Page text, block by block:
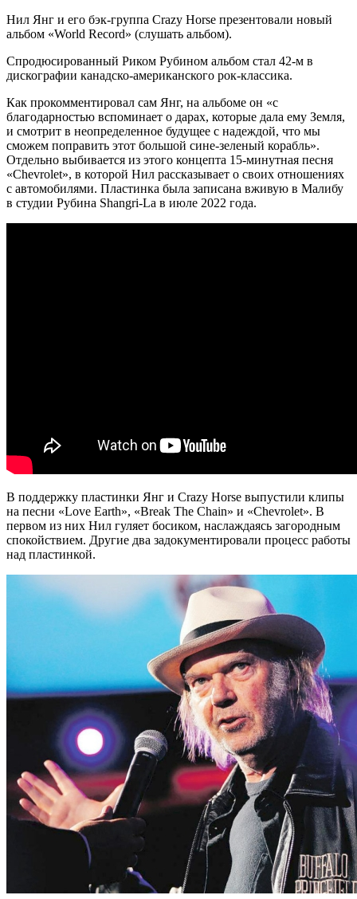
Нил Янг и его бэк-группа Crazy Horse презентовали новый
альбом «World Record» (слушать альбом).
Спродюсированный Риком Рубином альбом стал 42-м в
дискографии канадско-американского рок-классика.
Как прокомментировал сам Янг, на альбоме он «с
благодарностью вспоминает о дарах, которые дала ему Земля,
и смотрит в неопределенное будущее с надеждой, что мы
сможем поправить этот большой сине-зеленый корабль».
Отдельно выбивается из этого концепта 15-минутная песня
«Chevrolet», в которой Нил рассказывает о своих отношениях
с автомобилями. Пластинка была записана вживую в Малибу
в студии Рубина Shangri-La в июле 2022 года.
В поддержку пластинки Янг и Crazy Horse выпустили клипы
на песни «Love Earth», «Break The Chain» и «Chevrolet». В
первом из них Нил гуляет босиком, наслаждаясь загородным
спокойствием. Другие два задокументировали процесс работы
над пластинкой.